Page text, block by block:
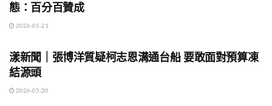
態：百分百贊成
2026-05-21
漾新聞｜張博洋質疑柯志恩溝通台船 要敢面對預算凍
結源頭
2026-05-20